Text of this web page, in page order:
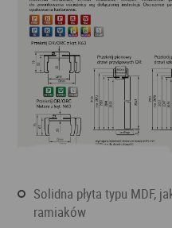
solidna płyta typu MDF, jako materiał do budowy
ramiaków